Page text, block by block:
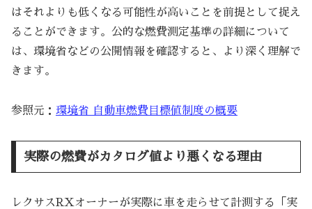
はそれよりも低くなる可能性が高いことを前提として捉え
ることができます。公的な燃費測定基準の詳細について
は、環境省などの公開情報を確認すると、より深く理解で
きます。
参照元： 環境省 自動車燃費目標値制度の概要
実際の燃費がカタログ値より悪くなる理由
レクサスRXオーナーが実際に車を走らせて計測する「実